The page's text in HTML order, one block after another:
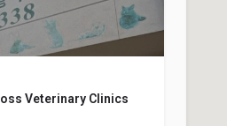
Veterinary Clinics